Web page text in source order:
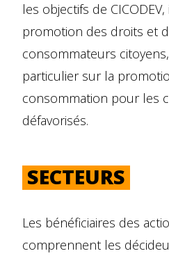
les objectifs de
promotion des droits et
consommateurs
particulier sur la
consommation pour les
défavorisés.
SECTEURS
Les bénéficiaires des
comprennent les